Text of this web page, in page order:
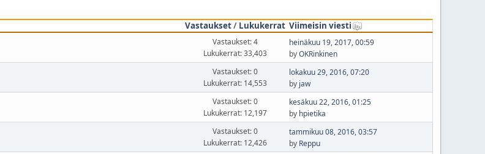
Vastaukset/ Lukukerrat Viimeisin viesti
Vastaukset: 4
Lukukerrat: 33,403
heinäkuu 19, 2017, 00:59
byOKRinkinen
Vastaukset: 0
Lukukerrat: 14,553
lokakuu 29, 2016, 07:20
by jaw
Vastaukset: 0
Lukukerrat: 12,197
kesäkuu 22, 2016, 01:25
by hpietika
Vastaukset: 0
Lukukerrat: 12,426
tammikuu 08, 2016, 03:57
by Reppu